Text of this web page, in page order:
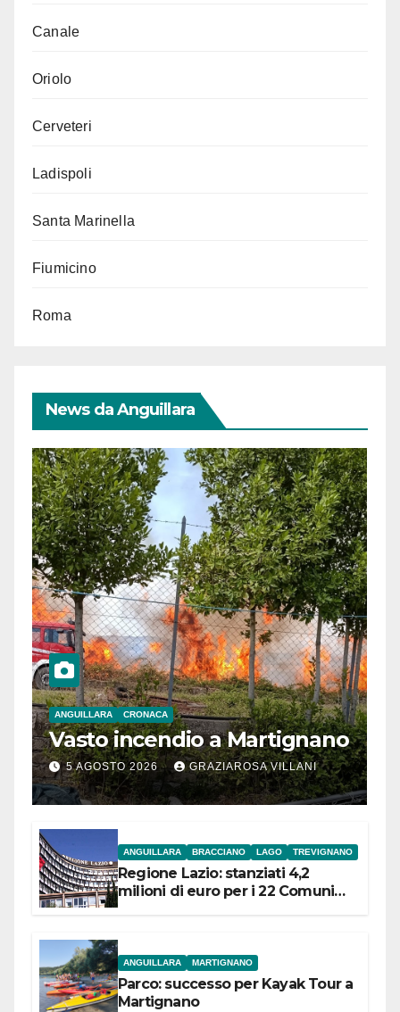
Canale
Oriolo
Cerveteri
Ladispoli
Santa Marinella
Fiumicino
Roma
News da Anguillara
ANGUILLARA CRONACA
Vasto incendio a Martignano
5 AGOSTO 2026 GRAZIAROSA VILLANI
ANGUILLARA BRACCIANO LAGO TREVIGNANO
Regione Lazio: stanziati 4,2
milioni di euro per i 22 Comuni
ANGUILLARA MARTIGNANO
Parco: successo per Kayak Tour a
Martignano